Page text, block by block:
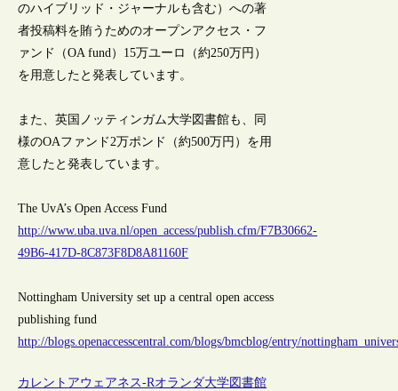
のハイブリッド・ジャーナルも含む）への著
者投稿料を賄うためのオープンアクセス・フ
ァンド（OA fund）15万ユーロ（約250万円）
を用意したと発表しています。
また、英国ノッティンガム大学図書館も、同
様のOAファンド2万ポンド（約500万円）を用
意したと発表しています。
The UvA’s Open Access Fund
http://www.uba.uva.nl/open_access/publish.cfm/F7B30662-
49B6-417D-8C873F8D8A81160F
Nottingham University set up a central open access
publishing fund
http://blogs.openaccesscentral.com/blogs/bmcblog/entry/
カレントアウェアネス-Rオランダ大学図書館